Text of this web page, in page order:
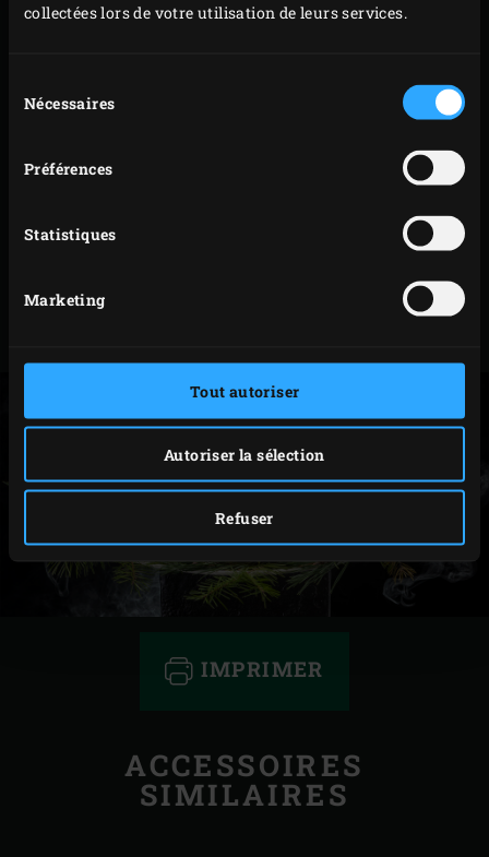
collectées lors de votre utilisation de leurs services.
duNécessaires
Préférences
Statistiques
Marketing
Tout autoriser
Autoriser la sélection
Refuser
qu’il soit bien crémeux. Recouvrez un grand plat
Retirez la boîte de camembert de l’EGG et placez-la
sur les branches de sapin. Ajoutez les légumes
grillés. Allumez les branches de sapin et servez avec
des morceaux de pain de campagne de sorte à
également pouvoir les tremper dans le fromage
IMPRIMER
ACCESSOIRES
SIMILAIRES